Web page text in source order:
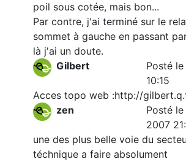
poil sous cotée, mais bon...
Par contre, j'ai terminé sur le
sommet à gauche en passant
là j'ai un doute.
Gilbert
Posté le
10:15
Acces topo web :http://
zen
Posté
2007
une des plus belle voie du
téchnique a faire absolument